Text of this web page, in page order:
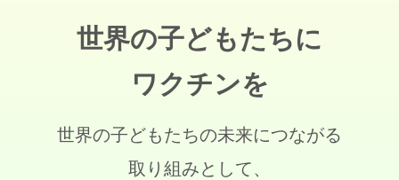
世界の子どもたちに
ワクチンを
世界の子どもたちの未来につながる
取り組みとして、